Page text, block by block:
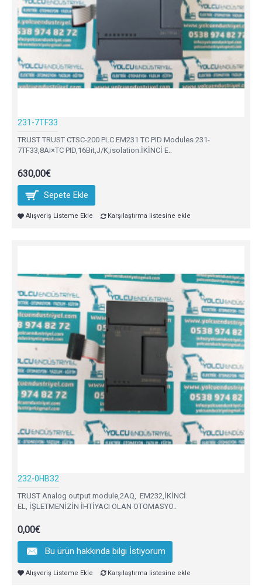
231-7TF33
TRUST TRUST CTSC-200 PLC EM231 TC PID Modules 231-
7TF33,8AI×TC PID,16Bit,J/K,isolation.İKİNCİ E..
630,00€
Sepete Ekle
Alışveriş Listeme Ekle Karşılaştırma listesine ekle
232-0HB32
TRUST Analog output module,2AQ, EM232,İKİNCİ
EL, İŞLETMENİZİN İHTİYACI OLAN OTOMASYO..
0,00€
Bu ürün hakkında bilgi İstiyorum
Alışveriş Listeme Ekle Karşılaştırma listesine ekle